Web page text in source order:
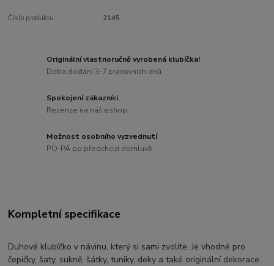
Číslo produktu: 2145
Originální vlastnoručně vyrobená klubíčka!
Doba dodání 3-7 pracovních dnů.
Spokojení zákazníci.
Recenze na náš eshop
Možnost osobního vyzvednutí
PO-PÁ po předchozí domluvě
Kompletní specifikace
Duhové klubíčko v návinu, který si sami zvolíte. Je vhodné pro
čepičky, šaty, sukně, šátky, tuniky, deky a také originální dekorace.